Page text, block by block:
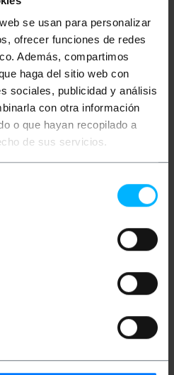
se usan para personalizar
ofrecer funciones de redes
Además, compartimos
haga del sitio web con
sociales, publicidad y análisis
con otra información
o que hayan recopilado a
de sus servicios.
Multi Modo (MM) que
OM3. Os cabos de fibra
utilizando 50/125
de até 10 Gigabit
de 300 m. Ela tem dois
as extremidades.
qualidade e LSZH (Low
do núcleo e
microns (um). Seção
a fibra kevlar e
do cabo de 3 m.
1